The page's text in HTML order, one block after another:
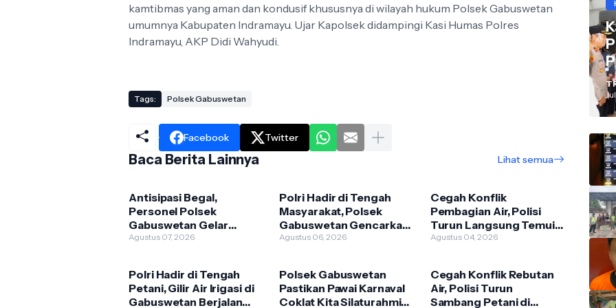
kamtibmas yang aman dan kondusif khususnya di wilayah hukum Polsek Gabuswetan
umumnya Kabupaten Indramayu. Ujar Kapolsek didampingi Kasi Humas Polres
Indramayu, AKP Didi Wahyudi.
Tags: Polsek Gabuswetan
Facebook Twitter
Baca Berita Lainnya Lihat semua
Antisipasi Begal,
Personel Polsek
Gabuswetan Gelar
Patroli Strong Point
Agustus 07, 2026
Polri Hadir di Tengah
Masyarakat, Polsek
Gabuswetan Gencarkan
Edukasi Kamtibmas
Agustus 06, 2026
Cegah Konflik
Pembagian Air, Polisi
Turun Langsung Temui
Petani di Gabuswetan
Agustus 04, 2026
Polri Hadir di Tengah
Petani, Gilir Air Irigasi di
Gabuswetan Berjalan
Polsek Gabuswetan
Pastikan Pawai Karnaval
Coklat Kita Silaturahmi
Cegah Konflik Rebutan
Air, Polisi Turun
Sambang Petani di